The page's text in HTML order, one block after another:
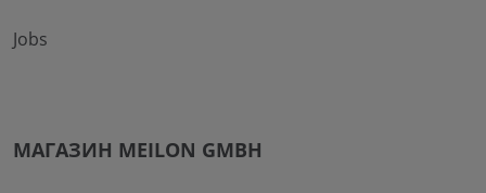
Jobs
МАГАЗИН MEILON GMBH